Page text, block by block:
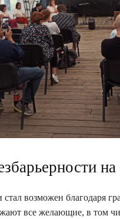
возможен благодаря
все желающие, в том